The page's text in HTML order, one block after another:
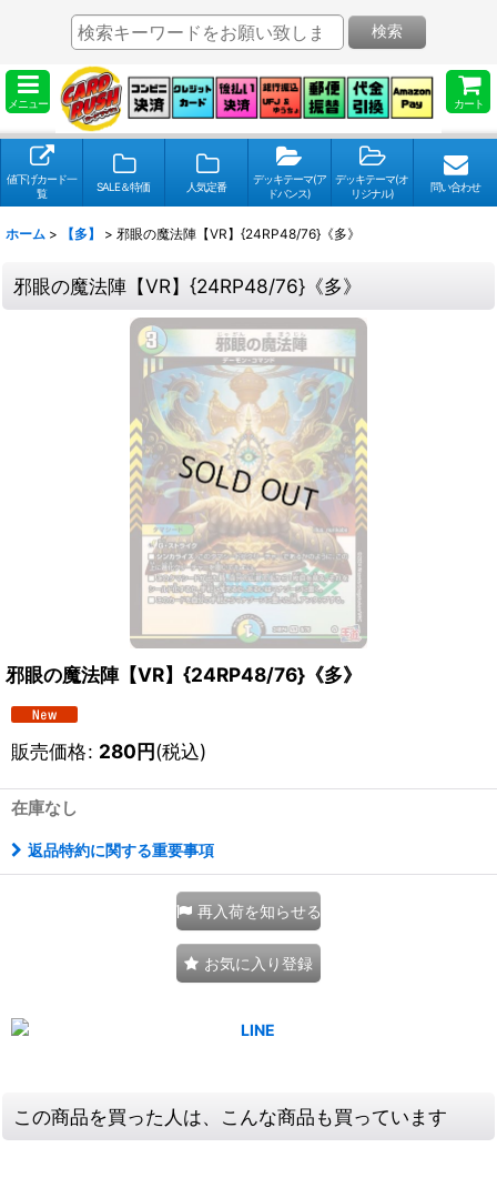
メニュー カート
検索
値下げカード一
覧
SALE＆特価 人気定番
デッキテーマ(ア
ドバンス)
デッキテーマ(オ
リジナル)
問い合わせ
ホーム > 【多】 > 邪眼の魔法陣【VR】{24RP48/76}《多》
邪眼の魔法陣【VR】{24RP48/76}《多》
邪眼の魔法陣【VR】{24RP48/76}《多》
販売価格: 280円(税込)
在庫なし
返品特約に関する重要事項
再入荷を知らせる
お気に入り登録
この商品を買った人は、こんな商品も買っています